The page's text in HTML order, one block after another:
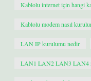
Kablolu internet için hangi
Kablolu modem nasıl
LAN IP kurulumu nedir
LAN1 LAN2 LAN3 LAN4